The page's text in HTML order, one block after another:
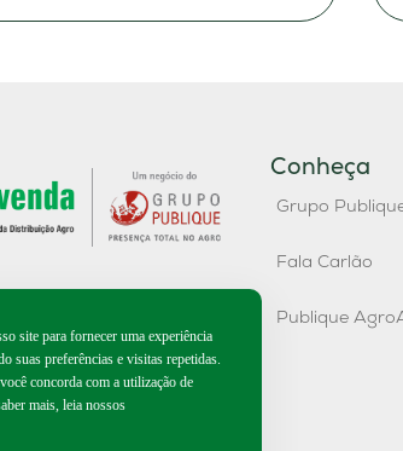
Conheça
Grupo
Fala Carlão
Publique
site para fornecer uma experiência
suas preferências e visitas repetidas.
concorda com a utilização de
mais, leia nossos